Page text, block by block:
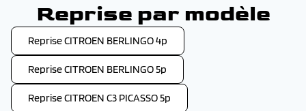
Reprise par modèle
Reprise CITROEN BERLINGO 4p
Reprise CITROEN BERLINGO 5p
Reprise CITROEN C3 PICASSO 5p